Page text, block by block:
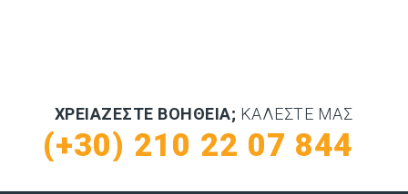
ΧΡΕΙΆΖΕΣΤΕ ΒΟΉΘΕΙΑ; ΚΑΛΈΣΤΕ ΜΑΣ
(+30) 210 22 07 844